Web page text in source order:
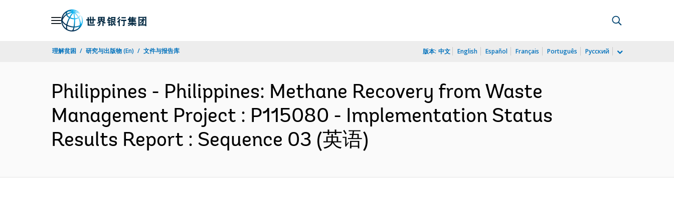
理解贫困 研究与出版物 (En) 文件与报告库 版本: 中文 English Español Français Português Русский
Philippines - Philippines: Methane Recovery from Waste
Management Project : P115080 - Implementation Status
Results Report : Sequence 03 (英语)